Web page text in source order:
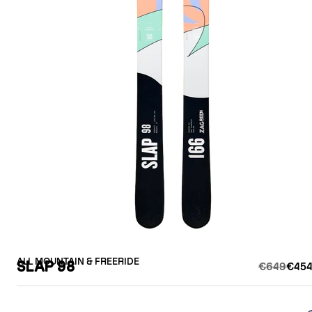
ALL MOUNTAIN & FREERIDE
SLAP 98 €649